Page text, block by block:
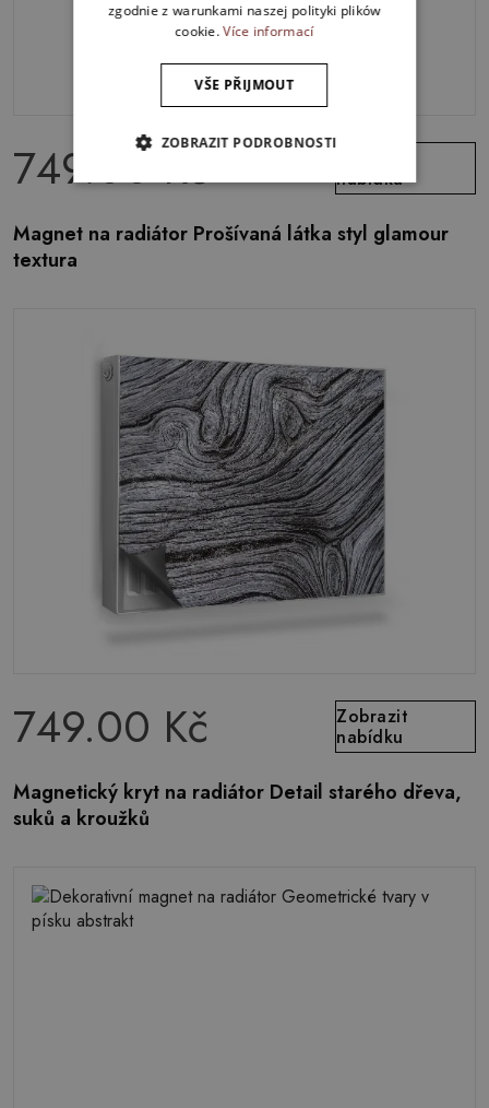
749.00 Kč
nabídku
Magnet na radiátor Prošívaná látka styl glamour
textura
749.00 Kč
Zobrazit
nabídku
Magnetický kryt na radiátor Detail starého dřeva,
suků a kroužků
zgodnie z warunkami naszej polityki plików
cookie.Více informací
VŠE PŘIJMOUT
ZOBRAZIT PODROBNOSTI